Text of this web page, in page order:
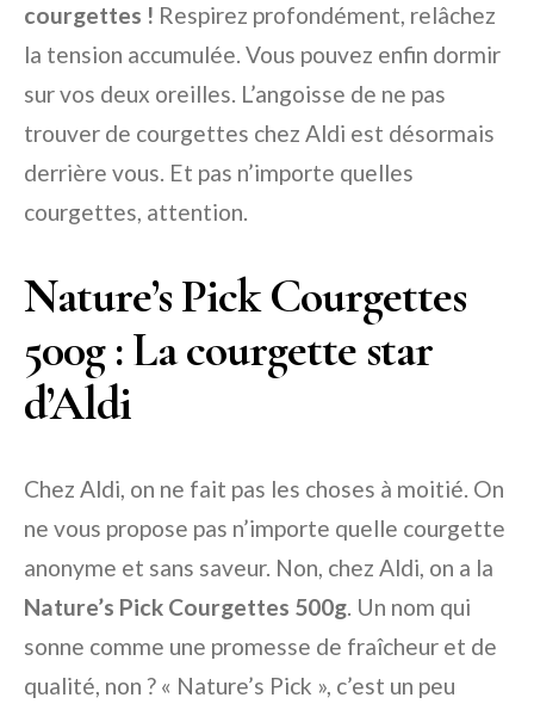
courgettes ! Respirez profondément, relâchez
la tension accumulée. Vous pouvez enfin dormir
sur vos deux oreilles. L’angoisse de ne pas
trouver de courgettes chez Aldi est désormais
derrière vous. Et pas n’importe quelles
courgettes, attention.
Nature’s Pick Courgettes
500g : La courgette star
d’Aldi
Chez Aldi, on ne fait pas les choses à moitié. On
ne vous propose pas n’importe quelle courgette
anonyme et sans saveur. Non, chez Aldi, on a la
Nature’s Pick Courgettes 500g. Un nom qui
sonne comme une promesse de fraîcheur et de
qualité, non ? « Nature’s Pick », c’est un peu